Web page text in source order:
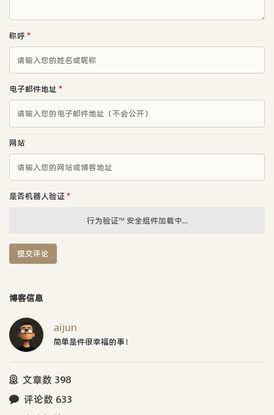
称呼*
电子邮件地址 *
网站
是否机器人验证 *
行为验证™ 安全组件加载中...
提交评论
博客信息
aijun
简单是件很幸福的事！
文章数 398
评论数 633